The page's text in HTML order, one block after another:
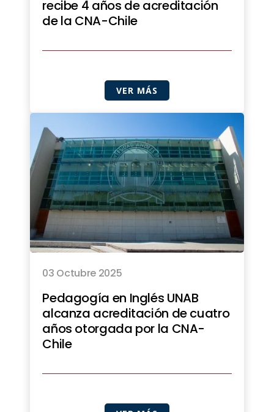
recibe 4 años de acreditación
de la CNA-Chile
VER MÁS
03 Octubre 2025
Pedagogía en Inglés UNAB
alcanza acreditación de cuatro
años otorgada por la CNA-
Chile